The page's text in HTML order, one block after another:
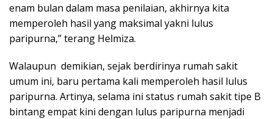
enam bulan dalam masa penilaian, akhirnya kita
memperoleh hasil yang maksimal yakni lulus
paripurna,” terang Helmiza.
Walaupun demikian, sejak berdirinya rumah sakit
umum ini, baru pertama kali memperoleh hasil lulus
paripurna. Artinya, selama ini status rumah sakit tipe B
bintang empat kini dengan lulus paripurna menjadi